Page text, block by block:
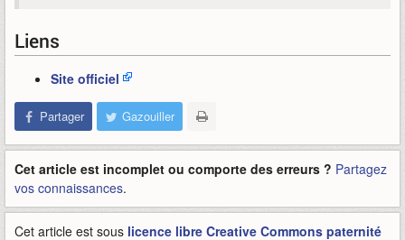
Liens
Site officiel
Partager Gazouiller
Cet article est incomplet ou comporte des erreurs ? Partagez
vos connaissances.
Cet article est sous licence libre Creative Commons paternité